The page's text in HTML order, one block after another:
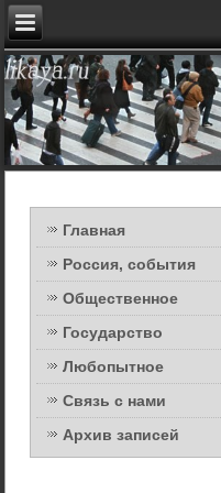
Главная
Россия, события
Общественное
Государство
Любопытное
Связь с нами
Архив записей